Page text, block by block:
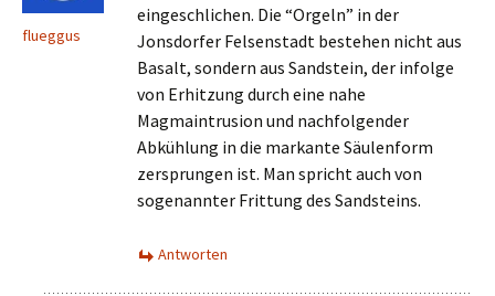
flueggus
eingeschlichen. Die “Orgeln” in der
Jonsdorfer Felsenstadt bestehen nicht aus
Basalt, sondern aus Sandstein, der infolge
von Erhitzung durch eine nahe
Magmaintrusion und nachfolgender
Abkühlung in die markante Säulenform
zersprungen ist. Man spricht auch von
sogenannter Frittung des Sandsteins.
Antworten